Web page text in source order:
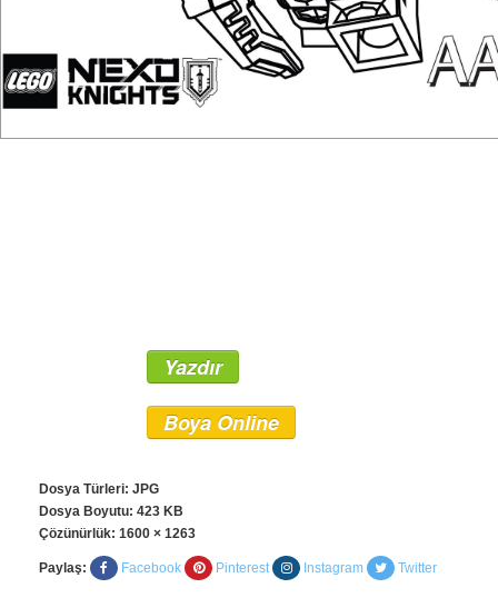
Yazdır
Boya Online
Dosya Türleri: JPG
Dosya Boyutu: 423 KB
Çözünürlük: 1600 × 1263
Paylaş: Facebook Pinterest Instagram Twitter